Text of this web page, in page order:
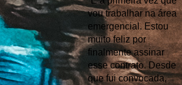
vou trabalhar na área
emergencial. Estou
muito feliz por
finalmente assinar
esse contrato. Desde
que fui convocada,